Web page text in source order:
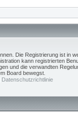
Die Registrierung ist in
kann registrierten
und die verwandten
Board bewegst.
Datenschutzrichtlinie